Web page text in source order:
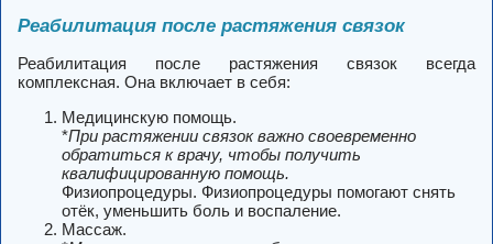
Реабилитация после растяжения связок
Реабилитация после растяжения связок всегда
комплексная. Она включает в себя:
Медицинскую помощь.
*При растяжении связок важно своевременно
обратиться к врачу, чтобы получить
квалифицированную помощь.
Физиопроцедуры. Физиопроцедуры помогают снять
отёк, уменьшить боль и воспаление.
Массаж.